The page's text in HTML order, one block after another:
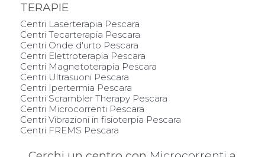
TERAPIE
Centri Laserterapia Pescara
Centri Tecarterapia Pescara
Centri Onde d'urto Pescara
Centri Elettroterapia Pescara
Centri Magnetoterapia Pescara
Centri Ultrasuoni Pescara
Centri Ipertermia Pescara
Centri Scrambler Therapy Pescara
Centri Microcorrenti Pescara
Centri Vibrazioni in fisioterpia Pescara
Centri FREMS Pescara